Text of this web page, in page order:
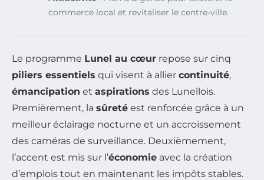
commerce local et revitaliser le centre-ville.
Le programme Lunel au cœur repose sur cinq
piliers essentiels qui visent à allier continuité,
émancipation et aspirations des Lunellois.
Premièrement, la sûreté est renforcée grâce à un
meilleur éclairage nocturne et un accroissement
des caméras de surveillance. Deuxièmement,
l’accent est mis sur l’économie avec la création
d’emplois tout en maintenant les impôts stables.